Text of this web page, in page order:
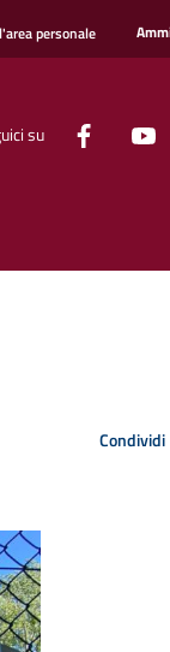
personale
su
Condividi